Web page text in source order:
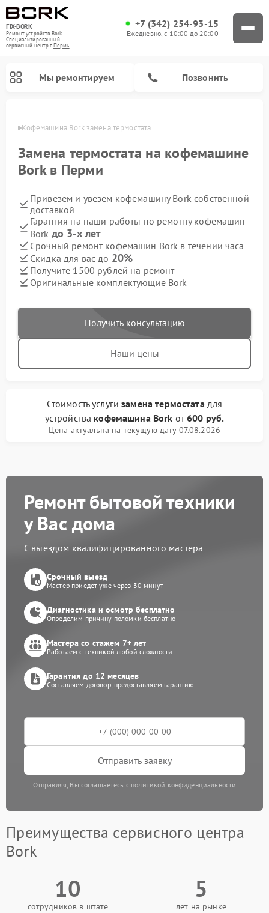
FIX-BORK
Ремонт устройств Bork
Специализированный
cервисный центр г.Пермь
+7 (342) 254-93-15
Ежедневно, с 10:00 до 20:00
Мы ремонтируем Позвонить
Кофемашина Bork замена термостата
Замена термостата на кофемашине
Bork в Перми
Привезем и увезем кофемашину Bork собственной
доставкой
Гарантия на наши работы по ремонту кофемашин
Bork до 3-х лет
Срочный ремонт кофемашин Bork в течении часа
Скидка для вас до 20%
Получите 1500 рублей на ремонт
Оригинальные комплектующие Bork
Получить консультацию
Наши цены
Стоимость услугизамена термостатадля
устройства кофемашина Bork от600 руб.
Цена актуальна на текущую дату 07.08.2026
Ремонт бытовой техники
у Вас дома
С выездом квалифицированного мастера
Срочный выезд
Мастер приедет уже через 30 минут
Диагностика и осмотр бесплатно
Определим причину поломки бесплатно
Мастера со стажем 7+ лет
Работаем с техникой любой сложности
Гарантия до 12 месяцев
Составляем договор, предоставляем гарантию
Отправить заявку
Отправляя, Вы соглашаетесь с политикой конфиденциальности
Преимущества сервисного центра
Bork
10
сотрудников в штате
5
лет на рынке